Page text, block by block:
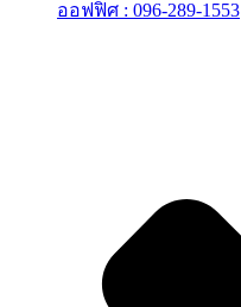
ออฟฟิศ : 096-289-1553